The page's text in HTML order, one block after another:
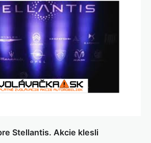
Stellantis. Akcie klesli